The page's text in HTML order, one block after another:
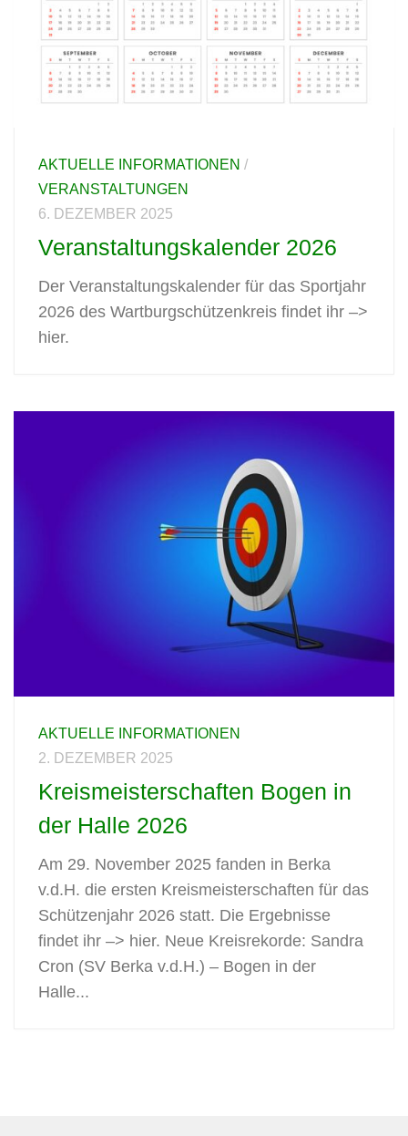
AKTUELLE INFORMATIONEN /
VERANSTALTUNGEN
6. DEZEMBER 2025
Veranstaltungskalender 2026
Der Veranstaltungskalender für das Sportjahr
2026 des Wartburgschützenkreis findet ihr –>
hier.
AKTUELLE INFORMATIONEN
2. DEZEMBER 2025
Kreismeisterschaften Bogen in
der Halle 2026
Am 29. November 2025 fanden in Berka
v.d.H. die ersten Kreismeisterschaften für das
Schützenjahr 2026 statt. Die Ergebnisse
findet ihr –> hier. Neue Kreisrekorde: Sandra
Cron (SV Berka v.d.H.) – Bogen in der
Halle...